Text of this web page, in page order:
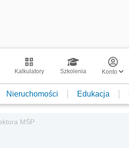
Kalkulatory Szkolenia Konto
Nieruchomości Edukacja
MŚP